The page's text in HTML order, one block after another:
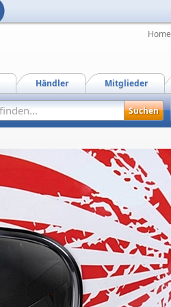
Home
Mitglieder
Händler